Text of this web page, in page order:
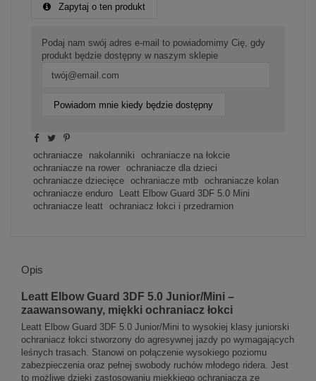
Zapytaj o ten produkt
Podaj nam swój adres e-mail to powiadomimy Cię, gdy
produkt będzie dostępny w naszym sklepie
Powiadom mnie kiedy będzie dostępny
ochraniacze nakolanniki
ochraniacze na łokcie
ochraniacze na rower
ochraniacze dla dzieci
ochraniacze dziecięce
ochraniacze mtb
ochraniacze kolan
ochraniacze enduro
Leatt Elbow Guard 3DF 5.0 Mini
ochraniacze leatt
ochraniacz łokci i przedramion
Opis
Leatt Elbow Guard 3DF 5.0 Junior/Mini –
zaawansowany, miękki ochraniacz łokci
Leatt Elbow Guard 3DF 5.0 Junior/Mini to wysokiej klasy juniorski
ochraniacz łokci stworzony do agresywnej jazdy po wymagających
leśnych trasach. Stanowi on połączenie wysokiego poziomu
zabezpieczenia oraz pełnej swobody ruchów młodego ridera. Jest
to możliwe dzięki zastosowaniu miękkiego ochraniacza ze